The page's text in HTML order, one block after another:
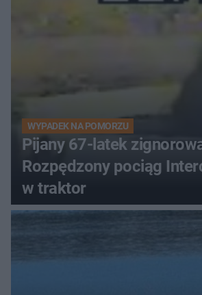
WYPADEK NA POMORZU
Pijany 67-latek
Rozpędzony pociąg
w traktor